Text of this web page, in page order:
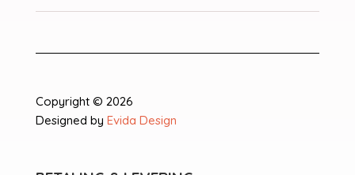
Copyright © 2026
Designed by Evida Design